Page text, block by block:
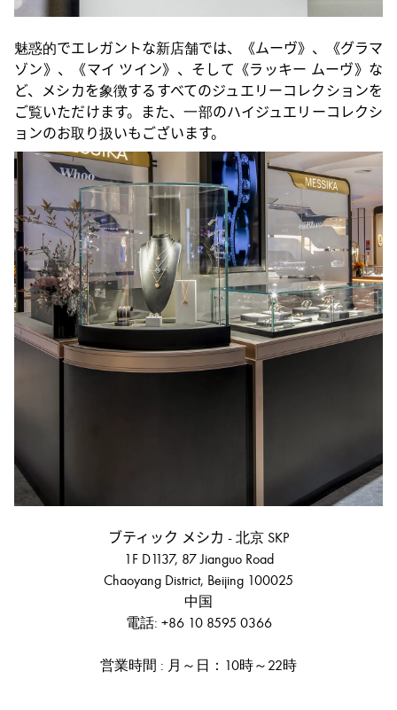
魅惑的でエレガントな新店舗では、《ムーヴ》、《グラマ
ゾン》、《マイ ツイン》、そして《ラッキー ムーヴ》な
ど、メシカを象徴するすべてのジュエリーコレクションを
ご覧いただけます。また、一部のハイジュエリーコレクシ
ョンのお取り扱いもございます。
ブティック メシカ - 北京 SKP
1F D1137, 87 Jianguo Road
Chaoyang District, Beijing 100025
中国
電話: +86 10 8595 0366
営業時間 : 月～日：10時～22時